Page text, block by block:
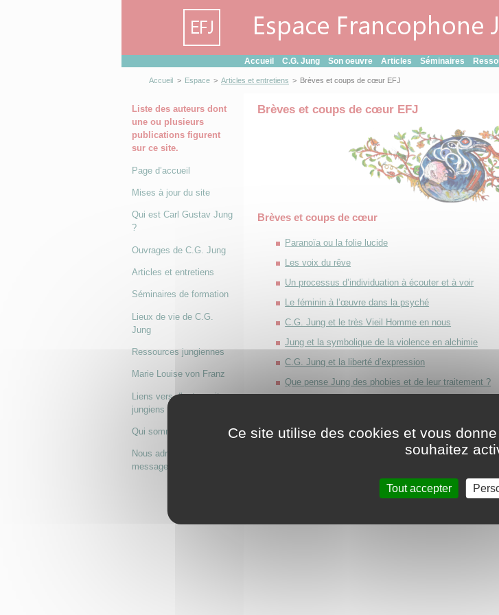
Accueil C.G. Jung Son oeuvre Articles Séminaires
Accueil > Espace > Articles et entretiens > Brèves et coups de cœur EFJ
Liste des auteurs dont
une ou plusieurs
publications figurent
sur ce site.
Page d’accueil
Mises à jour du site
Qui est Carl Gustav Jung
?
Ouvrages de C.G. Jung
Articles et entretiens
Séminaires de formation
Lieux de vie de C.G.
Jung
Ressources jungiennes
Marie Louise von Franz
Liens vers d’autres sites
jungiens
Qui sommes nous ?
Nous adresser un
message
Brèves et coups de cœur EFJ
Brèves et coups de cœur
Paranoïa ou la folie lucide
Les voix du rêve
Un processus d’individuation à écouter et à voir
Le féminin à l’œuvre dans la psyché
C.G. Jung et le très Vieil Homme en nous
Jung et la symbolique de la violence en alchimie
C.G. Jung et la liberté d’expression
Que pense Jung des phobies et de leur traitement ?
Ce site utilise des cookies et vous
souhaitez
Tout accepter